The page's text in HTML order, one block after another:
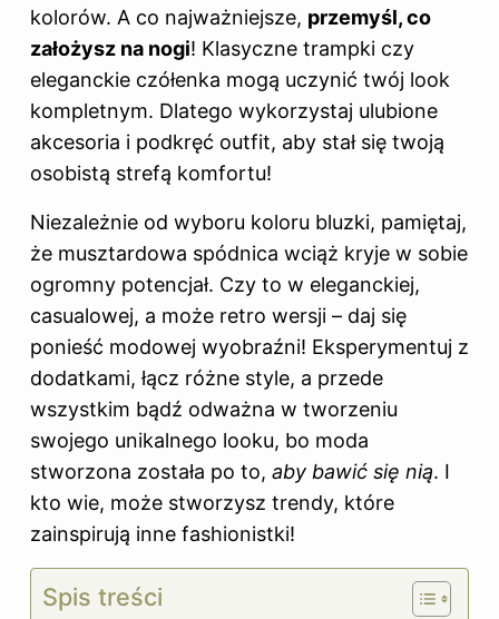
kolorów. A co najważniejsze, przemyśl, co
założysz na nogi! Klasyczne trampki czy
eleganckie czółenka mogą uczynić twój look
kompletnym. Dlatego wykorzystaj ulubione
akcesoria i podkręć outfit, aby stał się twoją
osobistą strefą komfortu!
Niezależnie od wyboru koloru bluzki, pamiętaj,
że musztardowa spódnica wciąż kryje w sobie
ogromny potencjał. Czy to w eleganckiej,
casualowej, a może retro wersji – daj się
ponieść modowej wyobraźni! Eksperymentuj z
dodatkami, łącz różne style, a przede
wszystkim bądź odważna w tworzeniu
swojego unikalnego looku, bo moda
stworzona została po to, aby bawić się nią. I
kto wie, może stworzysz trendy, które
zainspirują inne fashionistki!
Spis treści